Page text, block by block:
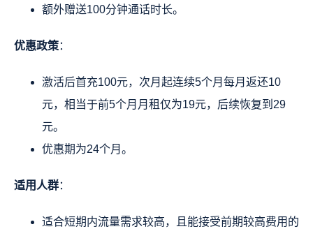
额外赠送100分钟通话时长。
优惠政策：
激活后首充100元，次月起连续5个月每月返还10
元，相当于前5个月月租仅为19元，后续恢复到29
元。
优惠期为24个月。
适用人群：
适合短期内流量需求较高，且能接受前期较高费用的